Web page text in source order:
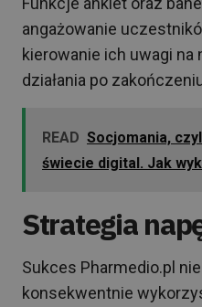
angażowanie
kierowanie ich uwagi
działania po
READ Socjomania,
świecie digital. Jak
Strategia
Sukces Pharmedio.pl
konsekwentnie